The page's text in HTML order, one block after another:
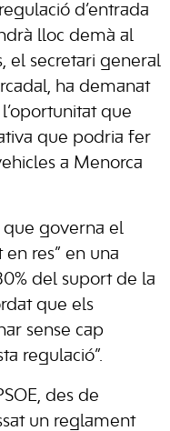
d’entrada
lloc demà al
el secretari general
ha demanat
que
que podria fer
a Menorca
que governa el
en res” en una
del suport de la
que els
sense cap
regulació”.
des de
un reglament